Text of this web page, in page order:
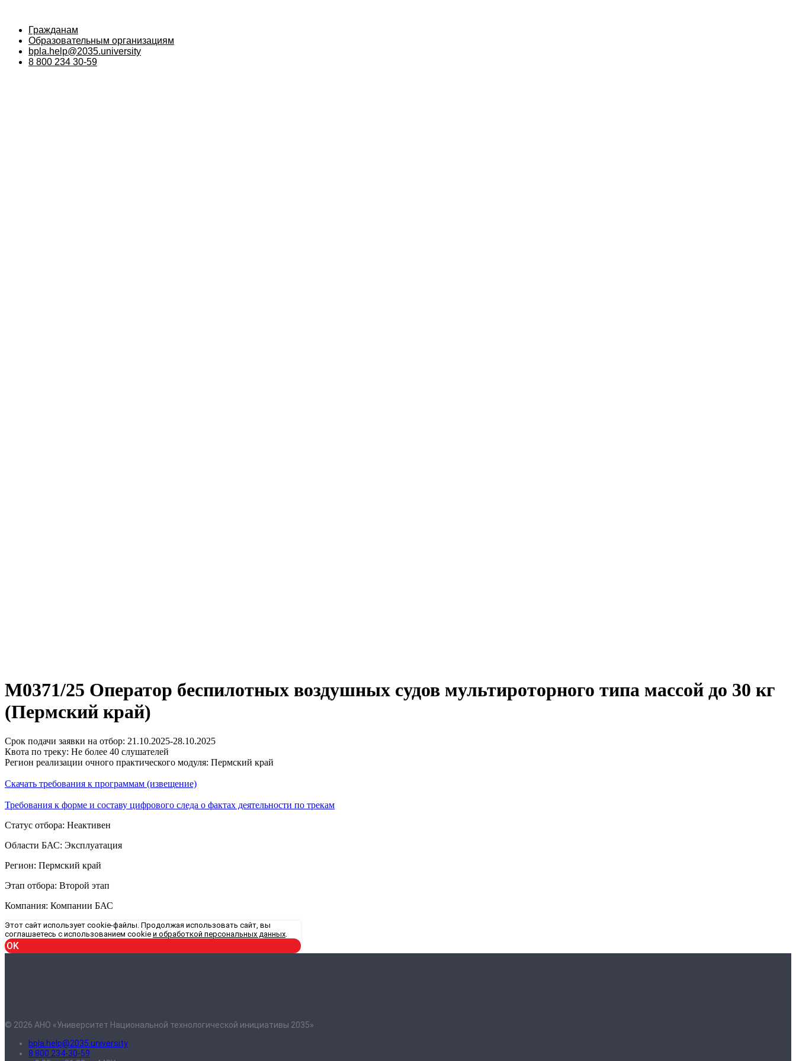
Гражданам
Образовательным организациям
bpla.help@2035.university
8 800 234 30-59
М0371/25 Оператор беспилотных воздушных судов мультироторного типа массой до 30 кг
(Пермский край)
Срок подачи заявки на отбор: 21.10.2025-28.10.2025
Квота по треку: Не более 40 слушателей
Регион реализации очного практического модуля: Пермский край
Скачать требования к программам (извещение)
Требования к форме и составу цифрового следа о фактах деятельности по трекам
Статус отбора: Неактивен
Области БАС: Эксплуатация
Регион: Пермский край
Этап отбора: Второй этап
Компания: Компании БАС
Этот сайт использует cookie-файлы. Продолжая использовать сайт, вы
соглашаетесь с использованием cookie и обработкой персональных данных
OK
© 2026 АНО «Университет Национальной технологической инициативы 2035»
bpla.help@2035.university
8 800 234-30-59